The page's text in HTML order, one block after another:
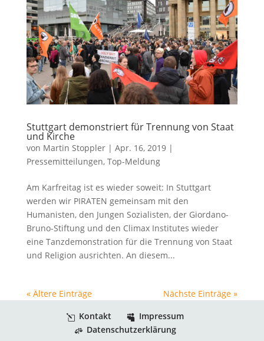
Stuttgart demonstriert für Trennung von Staat
und Kirche
von Martin Stoppler| Apr. 16, 2019|
Pressemitteilungen, Top-Meldung
Am Karfreitag ist es wieder soweit: In Stuttgart
werden wir PIRATEN gemeinsam mit den
Humanisten, den Jungen Sozialisten, der Giordano-
Bruno-Stiftung und den Climax Institutes wieder
eine Tanzdemonstration für die Trennung von Staat
und Religion ausrichten. An diesem...
« Ältere Einträge
Nächste Einträge »
Kontakt
Impressum
Datenschutzerklärung